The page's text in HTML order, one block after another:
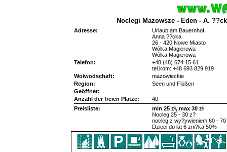
Noclegi Mazowsze - Eden - A.
Adresse:
Urlaub am Bauernhof,
Anna ??cka
26 - 420 Nowe Miasto
Wólka Magierowa
Wólka Magierowa
Telefon:
+48 (48) 674 15 61
tel.kom: +48 693 829 919
Woiwodschaft:
mazowieckie
Region:
Seen und Flüßen
Geöffnet:
Anzahl der freien Plätze:
40
Preisliste:
min 25 zł, max 30 zł
Nocleg 25 - 30 z?
nocleg z wy?ywieniem 60 -
Dzieci do lat 6 zni?ka 50%